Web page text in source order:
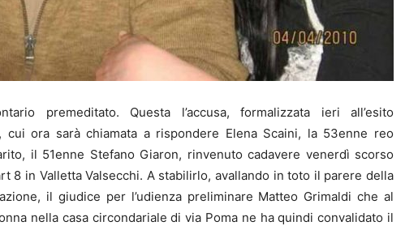
premeditato. Questa l’accusa, formalizzata ieri all’esito
cui ora sarà chiamata a rispondere Elena Scaini, la 53enne reo
il 51enne Stefano Giaron, rinvenuto cadavere venerdì scorso
8 in Valletta Valsecchi. A stabilirlo, avallando in toto il parere della
il giudice per l’udienza preliminare Matteo Grimaldi che al
nella casa circondariale di via Poma ne ha quindi convalidato il